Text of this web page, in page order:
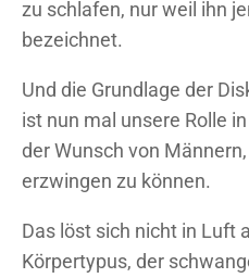
zu schlafen, nur weil ihn
bezeichnet.
Und die Grundlage der
ist nun mal unsere Rolle
der Wunsch von
erzwingen zu können.
Das löst sich nicht in Luft
Körpertypus, der